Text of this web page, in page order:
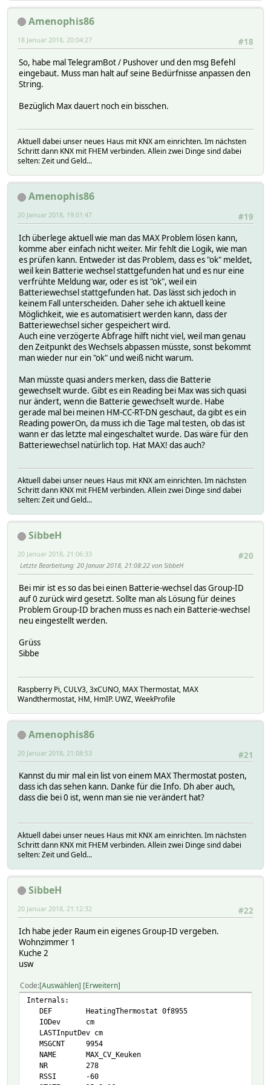
Amenophis86
#18
18 Januar 2018, 20:04:27
So, habe mal TelegramBot / Pushover und den msg Befehl
eingebaut. Muss man halt auf seine Bedürfnisse anpassen den
String.
Bezüglich Max dauert noch ein bisschen.
Aktuell dabei unser neues Haus mit KNX am einrichten. Im nächsten
Schritt dann KNX mit FHEM verbinden. Allein zwei Dinge sind dabei
selten: Zeit und Geld...
Amenophis86
#19
20 Januar 2018, 19:01:47
Ich überlege aktuell wie man das MAX Problem lösen kann,
komme aber einfach nicht weiter. Mir fehlt die Logik, wie man
es prüfen kann. Entweder ist das Problem, dass es "ok" meldet,
weil kein Batterie wechsel stattgefunden hat und es nur eine
verfrühte Meldung war, oder es ist "ok", weil ein
Batteriewechsel stattgefunden hat. Das lässt sich jedoch in
keinem Fall unterscheiden. Daher sehe ich aktuell keine
Möglichkeit, wie es automatisiert werden kann, dass der
Batteriewechsel sicher gespeichert wird.
Auch eine verzögerte Abfrage hilft nicht viel, weil man genau
den Zeitpunkt des Wechsels abpassen müsste, sonst bekommt
man wieder nur ein "ok" und weiß nicht warum.
Man müsste quasi anders merken, dass die Batterie
gewechselt wurde. Gibt es ein Reading bei Max was sich quasi
nur ändert, wenn die Batterie gewechselt wurde. Habe
gerade mal bei meinen HM-CC-RT-DN geschaut, da gibt es ein
Reading powerOn, da muss ich die Tage mal testen, ob das ist
wann er das letzte mal eingeschaltet wurde. Das wäre für den
Batteriewechsel natürlich top. Hat MAX! das auch?
Aktuell dabei unser neues Haus mit KNX am einrichten. Im nächsten
Schritt dann KNX mit FHEM verbinden. Allein zwei Dinge sind dabei
selten: Zeit und Geld...
SibbeH
#20
20 Januar 2018, 21:06:33
Letzte Bearbeitung: 20 Januar 2018, 21:08:22 von SibbeH
Bei mir ist es so das bei einen Batterie-wechsel das Group-ID
auf 0 zurück wird gesetzt. Sollte man als Lösung für deines
Problem Group-ID brachen muss es nach ein Batterie-wechsel
neu eingestellt werden.
Grüss
Sibbe
Raspberry Pi, CULV3, 3xCUNO, MAX Thermostat, MAX
Wandthermostat, HM, HmIP. UWZ, WeekProfile
Amenophis86
#21
20 Januar 2018, 21:08:53
Kannst du mir mal ein list von einem MAX Thermostat posten,
dass ich das sehen kann. Danke für die Info. Dh aber auch,
dass die bei 0 ist, wenn man sie nie verändert hat?
Aktuell dabei unser neues Haus mit KNX am einrichten. Im nächsten
Schritt dann KNX mit FHEM verbinden. Allein zwei Dinge sind dabei
selten: Zeit und Geld...
SibbeH
#22
20 Januar 2018, 21:12:32
Ich habe jeder Raum ein eigenes Group-ID vergeben.
Wohnzimmer 1
Kuche 2
usw
Code Auswählen Erweitern
Internals:
DEF HeatingThermostat 0f8955
IODev cm
LASTInputDev cm
MSGCNT 9954
NAME MAX_CV_Keuken
NR 278
RSSI -60